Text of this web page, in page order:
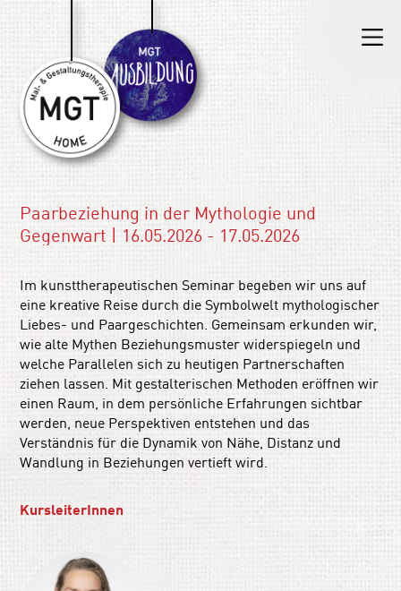
Paarbeziehung in der Mythologie und
Gegenwart | 16.05.2026 - 17.05.2026
Im kunsttherapeutischen Seminar begeben wir uns auf
eine kreative Reise durch die Symbolwelt mythologischer
Liebes- und Paargeschichten. Gemeinsam erkunden wir,
wie alte Mythen Beziehungsmuster widerspiegeln und
welche Parallelen sich zu heutigen Partnerschaften
ziehen lassen. Mit gestalterischen Methoden eröffnen wir
einen Raum, in dem persönliche Erfahrungen sichtbar
werden, neue Perspektiven entstehen und das
Verständnis für die Dynamik von Nähe, Distanz und
Wandlung in Beziehungen vertieft wird.
KursleiterInnen